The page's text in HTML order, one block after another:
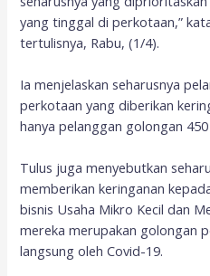
yang tinggal di perkotaan,”
tertulisnya, Rabu, (1/4).
Ia menjelaskan seharusnya
perkotaan yang diberikan
hanya pelanggan golongan 450
Tulus juga menyebutkan
memberikan keringanan
bisnis Usaha Mikro Kecil dan
mereka merupakan golongan
langsung oleh Covid-19.